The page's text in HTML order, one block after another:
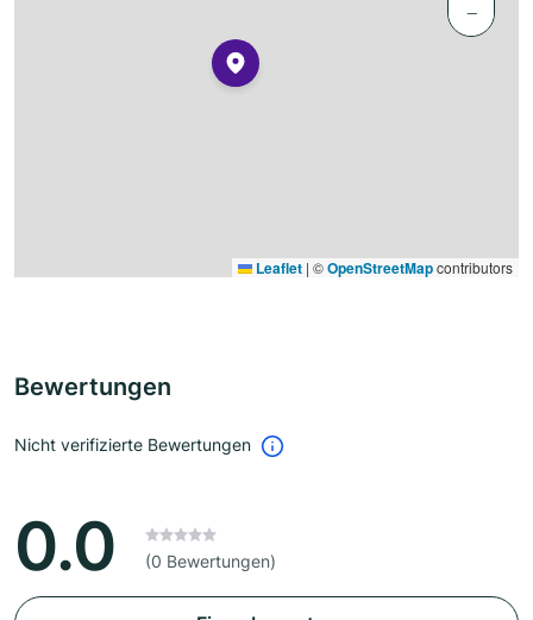
−
Leaflet | ©OpenStreetMapcontributors
Bewertungen
Nicht verifizierte Bewertungen
0.0 (0 Bewertungen)